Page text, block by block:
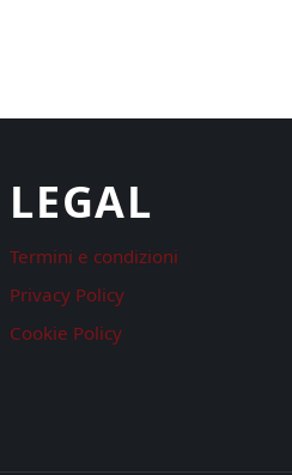
LEGAL
Termini e condizioni
Privacy Policy
Cookie Policy